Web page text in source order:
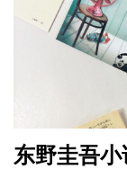
东野圭吾